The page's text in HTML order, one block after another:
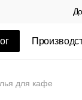
товары
для кафе